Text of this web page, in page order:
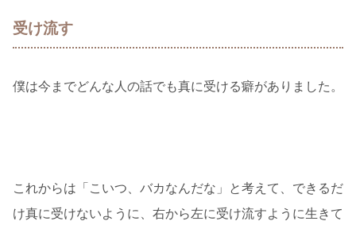
受け流す
僕は今までどんな人の話でも真に受ける癖がありました。
これからは「こいつ、バカなんだな」と考えて、できるだ
け真に受けないように、右から左に受け流すように生きて